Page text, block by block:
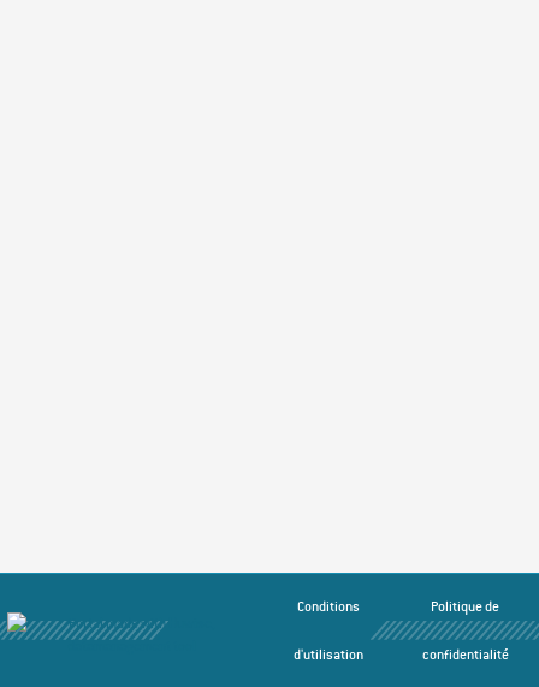
Conditions
d'utilisation
Politique de
confidentialité